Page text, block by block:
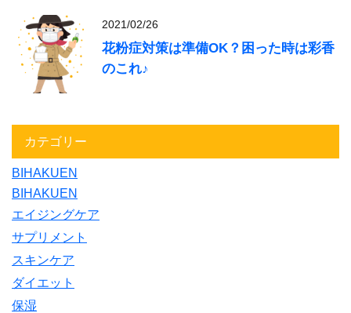
2021/02/26
花粉症対策は準備OK？困った時は彩香
のこれ♪
カテゴリー
BIHAKUEN
BIHAKUEN
エイジングケア
サプリメント
スキンケア
ダイエット
保湿